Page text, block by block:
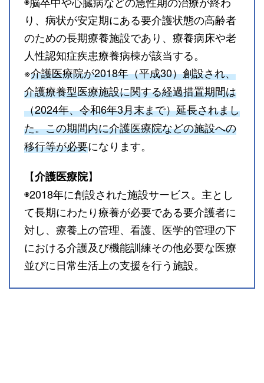
り、病状が安定期にある要介護状態の高齢者
のための長期療養施設であり、療養病床や老
人性認知症疾患療養病棟が該当する。
※介護医療院が2018年（平成30）創設され、
介護療養型医療施設に関する経過措置期間は
（2024年、令和6年3月末まで）延長されまし
た。この期間内に介護医療院などの施設への
移行等が必要になります。
【介護医療院】
◉2018年に創設された施設サービス。主とし
て長期にわたり療養が必要である要介護者に
対し、療養上の管理、看護、医学的管理の下
における介護及び機能訓練その他必要な医療
並びに日常生活上の支援を行う施設。